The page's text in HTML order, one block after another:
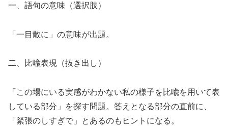
一、語句の意味（選択肢）
「一目散に」の意味が出題。
二、比喩表現（抜き出し）
「この場にいる実感がわかない私の様子を比喩を用いて表
している部分」を探す問題。答えとなる部分の直前に、
「緊張のしすぎで」とあるのもヒントになる。